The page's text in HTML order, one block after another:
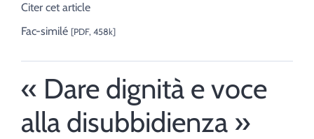
Citer cet article
Fac-similé [PDF, 458k]
« Dare dignità e voce
alla disubbidienza »